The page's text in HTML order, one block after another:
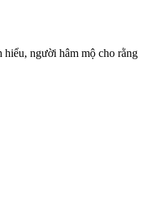
người hâm mộ cho rằng